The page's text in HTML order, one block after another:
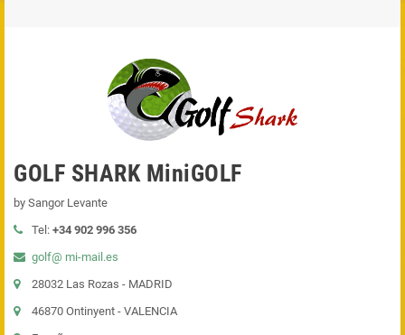
GOLF SHARK MiniGOLF
by Sangor Levante
Tel: +34 902 996 356
golf@ mi-mail.es
28032 Las Rozas - MADRID
46870 Ontinyent - VALENCIA